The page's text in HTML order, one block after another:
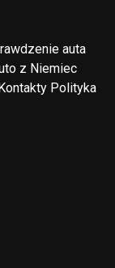
auta
z Niemiec
Kontakty Polityka